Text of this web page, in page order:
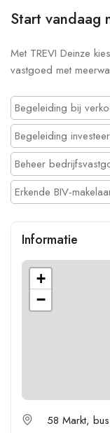
Start vandaag
Met TREVI Deinze
vastgoed met
Begeleiding bij
Begeleiding
Beheer
Erkende BIV-
Informatie
+
−
58 Markt,